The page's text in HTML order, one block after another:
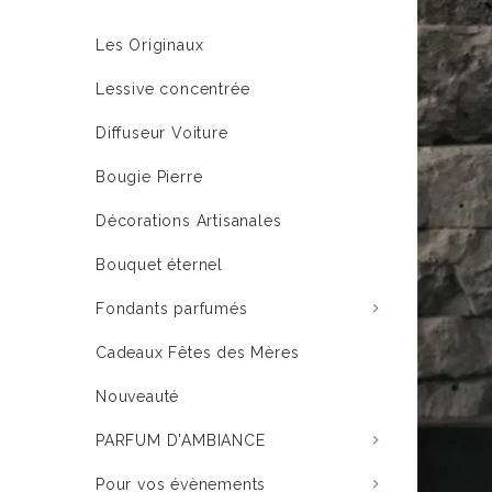
Les Originaux
Lessive concentrée
Diffuseur Voiture
Bougie Pierre
Décorations Artisanales
Bouquet éternel
Fondants parfumés
Cadeaux Fêtes des Mères
Nouveauté
PARFUM D'AMBIANCE
Pour vos évènements